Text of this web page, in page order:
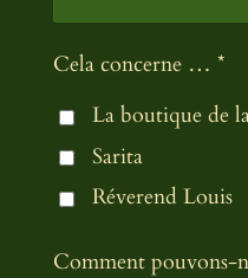
Cela concerne … *
La boutique de
Sarita
Réverend Louis
Comment pouvons-